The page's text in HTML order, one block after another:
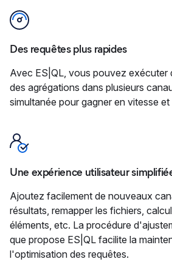
Des requêtes plus rapides
Avec ES|QL, vous pouvez exécuter
des agrégations dans plusieurs
simultanée pour gagner en vitesse
Une expérience utilisateur
Ajoutez facilement de nouveaux
résultats, remapper les fichiers,
éléments, etc. La procédure
que propose ES|QL facilite la
l'optimisation des requêtes.